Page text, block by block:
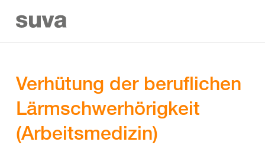
Verhütung der beruflichen
Lärmschwerhörigkeit
(Arbeitsmedizin)